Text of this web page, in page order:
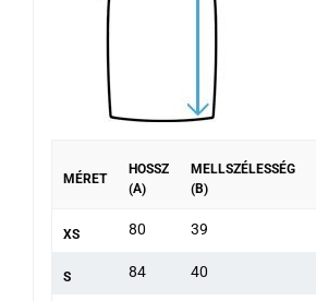
MÉRET
HOSSZ
(A)
MELLSZÉLESSÉG
(B)
XS 80 39
S 84 40